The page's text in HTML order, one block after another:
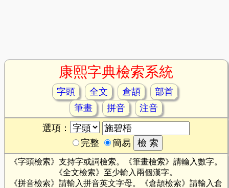
康熙字典檢索系統
字頭 全文 倉頡
部首
筆畫
拼音
注音
選項：
完整
簡易
《字頭檢索》支持字或詞檢索。《筆畫檢索》請輸入數字。
《全文檢索》至少輸入兩個漢字。
《拼音檢索》請輸入拼音英文字母。《倉頡檢索》請輸入倉